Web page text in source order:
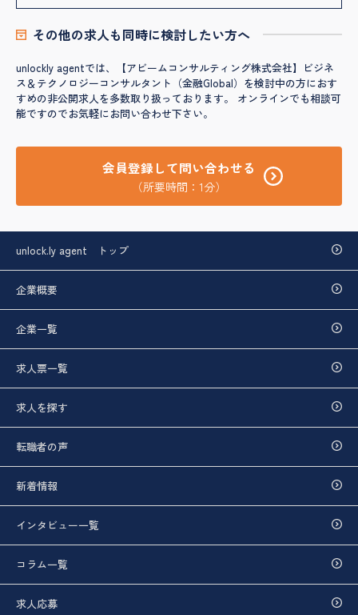
その他の求人も同時に検討したい方へ
unlockly agentでは、【アビームコンサルティング株式会社】ビジネ
ス＆テクノロジーコンサルタント（金融Global）を検討中の方におす
すめの非公開求人を多数取り扱っております。 オンラインでも相談可
能ですのでお気軽にお問い合わせ下さい。
会員登録して問い合わせる
（所要時間：1分）
unlock.ly agent トップ
企業概要
企業一覧
求人票一覧
求人を探す
転職者の声
新着情報
インタビュー一覧
コラム一覧
求人応募